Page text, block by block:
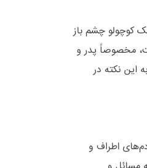
کوچولو چشم باز
مخصوصاً پدر و
این نکته در
اطراف و